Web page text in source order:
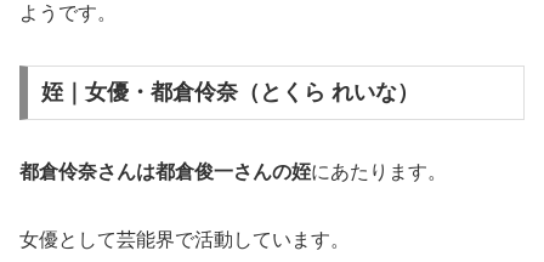
ようです。
姪｜女優・都倉伶奈（とくら れいな）
都倉伶奈さんは都倉俊一さんの姪にあたります。
女優として芸能界で活動しています。